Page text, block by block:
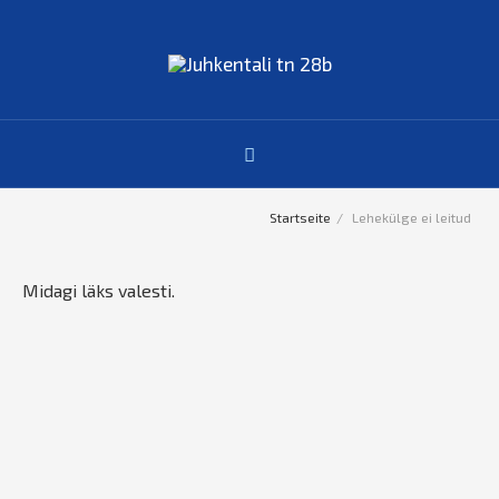
Startseite Lehekülge ei leitud
Midagi läks valesti.